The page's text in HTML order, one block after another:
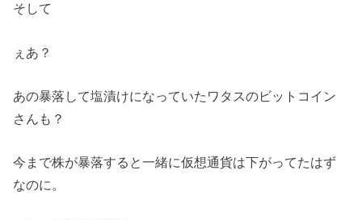
そして
ぇあ？
あの暴落して塩漬けになっていたワタスのビットコイン
さんも？
今まで株が暴落すると一緒に仮想通貨は下がってたはず
なのに。